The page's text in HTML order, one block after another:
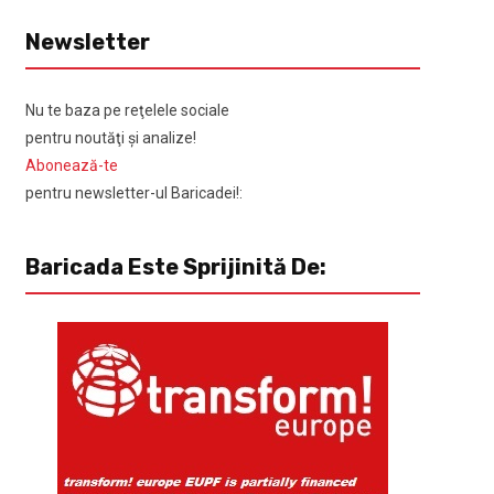
Newsletter
Nu te baza pe reţelele sociale
pentru noutăţi şi analize!
Abonează-te
pentru newsletter-ul Baricadei!:
Baricada Este Sprijinită De: